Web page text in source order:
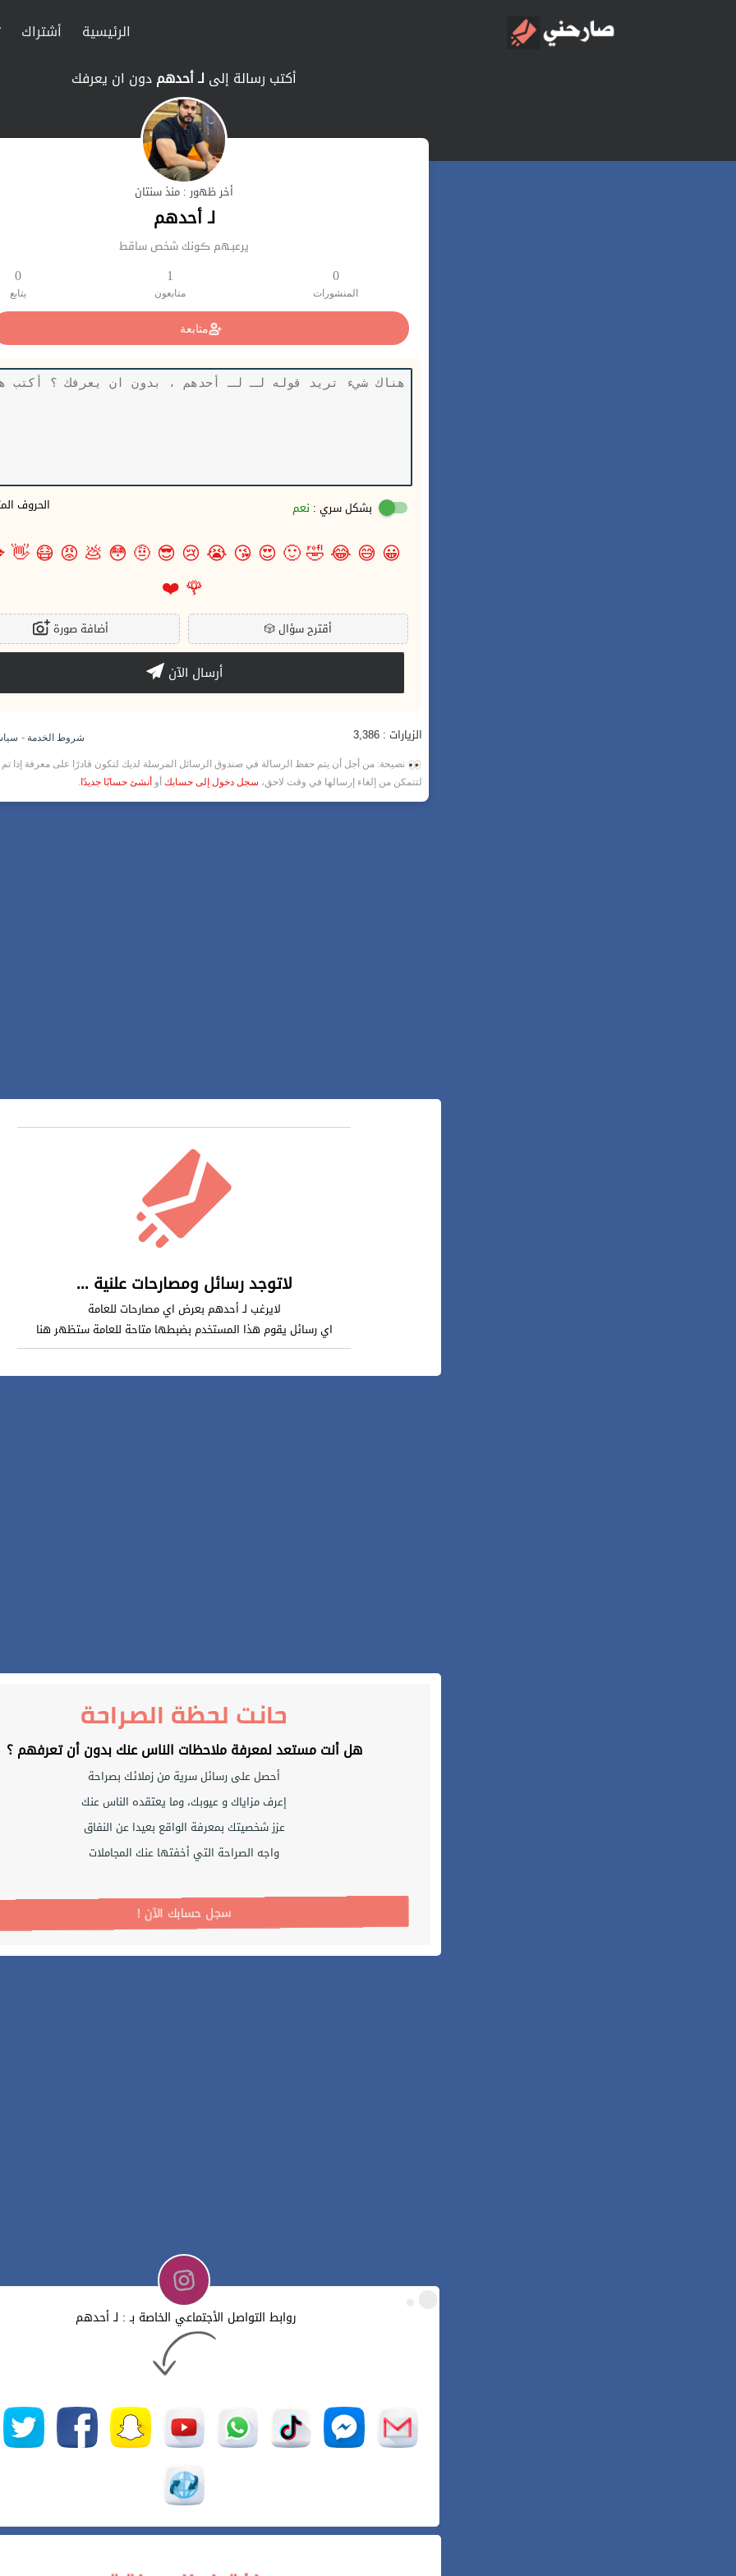
الرئيسية أشتراك
أكتب رسالة إلى لـ أحدهمدون ان يعرفك
أخر ظهور : منذ سنتان
لـ أحدهم
يرعبـهم ڪونك شخص ساقط
0
المنشورات
1
متابعون
0
يتابع
متابعة
الحروف بشكل سري : نعم
😀
😅
😂
🤣
🙂
😍
😘
😭
😢
😎
🤨
😳
💩
😡
😷
👋
🌹
❤️
🎲أقترح سؤال أضافة صورة
أرسال الآن
الزيارات : 3,386 شروط الخدمة -
نصيحة: من أجل أن يتم حفظ الرسالة في صندوق الرسائل المرسلة لديك لتكون قادرًا على معرفة إذا تم
لتتمكن من إلغاء إرسالها في وقت لاحق، سجل دخول إلى حسابك أو أنشئ حسابًا جديدًا .
لاتوجد رسائل ومصارحات علنية ...
لايرغب لـ أحدهم بعرض اي مصارحات للعامة
اي رسائل يقوم هذا المستخدم بضبطها متاحة للعامة ستظهر هنا
حانت لحظة الصراحة
هل أنت مستعد لمعرفة ملاحظات الناس عنك بدون أن تعرفهم ؟
أحصل على رسائل سرية من زملائك بصراحة
إعرف مزاياك و عيوبك، وما يعتقده الناس عنك
عزز شخصيتك بمعرفة الواقع بعيدا عن النفاق
واجه الصراحة التي أخفتها عنك المجاملات
! سجل حسابك الآن
روابط التواصل الأجتماعي الخاصة بـ : لـ أحدهم